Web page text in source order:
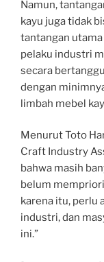
Namun,
kayu juga tidak
tantangan utama
pelaku industri
secara
dengan
limbah mebel
Menurut Toto
Craft Industry
bahwa masih
belum
karena itu, perlu
industri, dan
ini.”